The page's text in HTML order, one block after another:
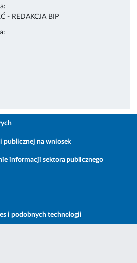
- REDAKCJA BIP
publicznej na wniosek
informacji sektora publicznego
i podobnych technologii